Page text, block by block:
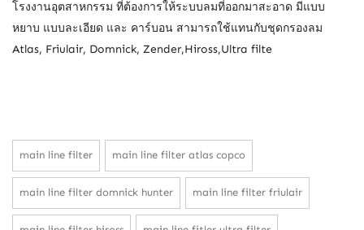
โรงงานอุตสาหกรรม ที่ต้องการให้ระบบลมที่ออกมาสะอาด มีแบบ
หยาบ แบบละเอียด และ คาร์บอน สามารถใช้แทนกับชุดกรองลม
Atlas, Friulair, Domnick, Zender,Hiross,Ultra filte
main line filter main line filter atlas copco
main line filter domnick hunter main line filter friulair